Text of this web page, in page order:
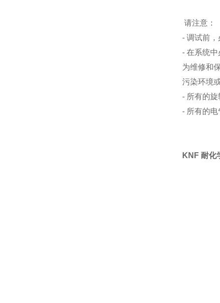
请注意：
- 调试前
- 在系统
为维修和
污染环境
- 所有的
- 所有的
KNF 耐化